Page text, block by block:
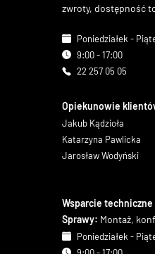
zwroty, dostępność
Poniedziałek -
9:00 - 17:00
22 257 05 05
Opiekunowie
Jakub Kądzioła
Katarzyna Pawlicka
Jarosław Wodyński
Wsparcie techniczne
Sprawy: Montaż,
Poniedziałek -